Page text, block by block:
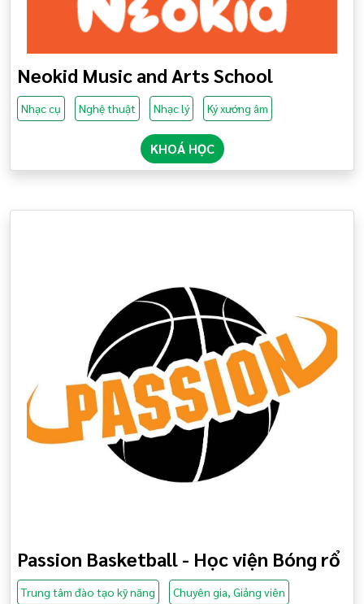
Neokid Music and Arts School
Nhạc cụ Nghệ thuật Nhạc lý Ký xướng âm
KHOÁ HỌC
Passion Basketball - Học viện Bóng rổ
Trung tâm đào tạo kỹ năng
Chuyên gia, Giảng viên